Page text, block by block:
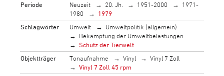
Periode
Neuzeit 20. Jh. 1951-2000
1971-
1980
1979
Schlagwörter
Umwelt
Umweltpolitik (allgemein)
Bekämpfung der Umweltbelastungen
Schutz der Tierwelt
Objektträger
Tonaufnahme Vinyl
Vinyl 7 Zoll
Vinyl 7 Zoll 45 rpm